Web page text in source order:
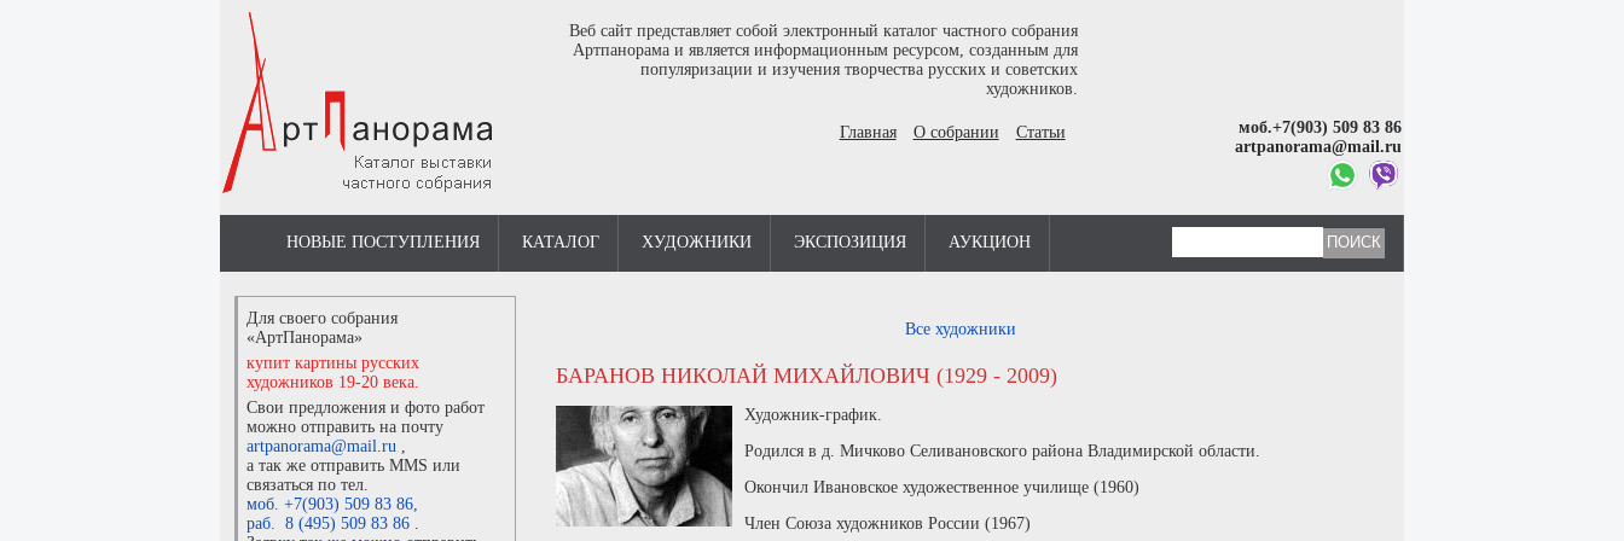
Веб сайт представляет собой электронный каталог частного собрания
Артпанорама и является информационным ресурсом, созданным для
популяризации и изучения творчества русских и советских
художников.
Главная О собрании Статьи
моб.+7(903) 509 83 86
artpanorama@mail.ru
НОВЫЕ ПОСТУПЛЕНИЯ КАТАЛОГ ХУДОЖНИКИ ЭКСПОЗИЦИЯ АУКЦИОН
Для своего собрания
«АртПанорама»
купит картины русских
художников 19-20 века.
Свои предложения и фото работ
можно отправить на почту
artpanorama@mail.ru ,
а так же отправить MMS или
связаться по тел.
моб. +7(903) 509 83 86,
раб. 8 (495) 509 83 86 .
Все художники
БАРАНОВ НИКОЛАЙ МИХАЙЛОВИЧ (1929 - 2009)
Художник-график.
Родился в д. Мичково Селивановского района Владимирской области.
Окончил Ивановское художественное училище (1960)
Член Союза художников России (1967)